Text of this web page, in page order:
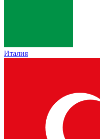
Италия